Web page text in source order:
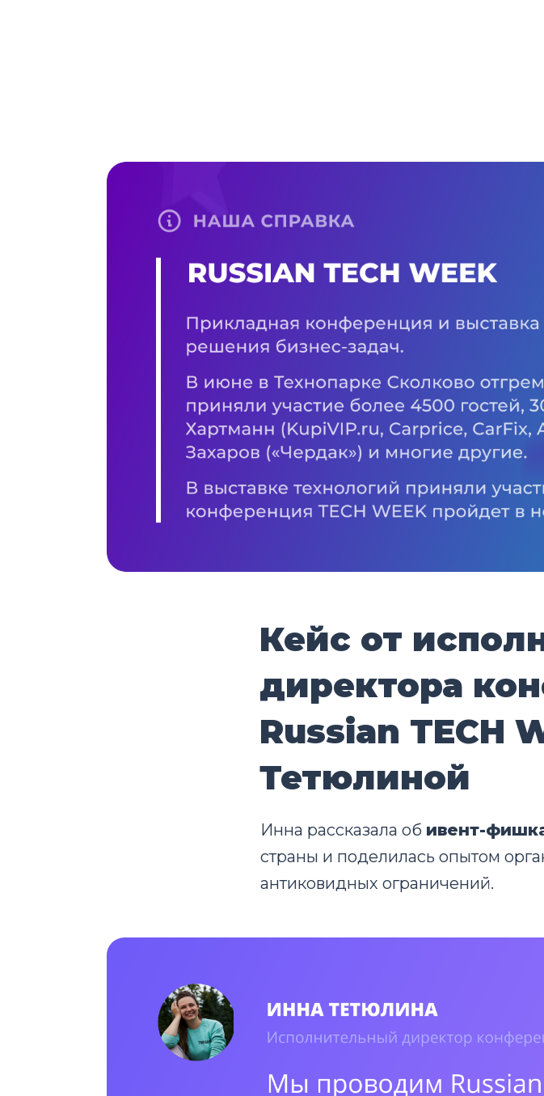
Кейс от
директора
Russian TECH
Тетюлиной
Инна рассказала об ивент-
страны и поделилась опытом
антиковидных ограничений.